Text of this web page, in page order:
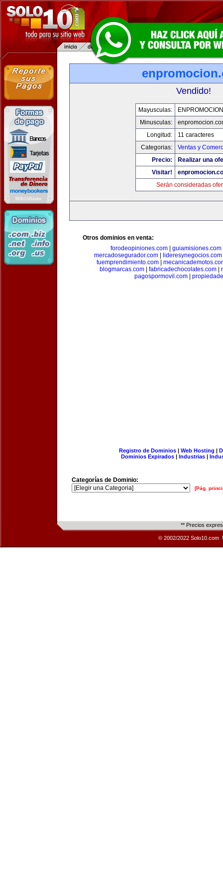
Vendido!
Mayusculas:
Minusculas:
Longitud:
11 caracteres
Categorias:
Ventas y
Precio:
Realizar una
Visitar!
Serán consideradas
Otros dominios en venta:
forodeopiniones.com
guiamisiones.com
mercadosegurador.com
lideresynegocios.com
tuemprendimiento.com
blogmarcas.com
fabricadechocolates.com
pagospormovil.com|
Registro de Dominios| Web Hosting |
Dominios Expirados | Industrias |
Categorías de Dominio:
[Pág.
** Precios
© 2002/2022 Solo10.com